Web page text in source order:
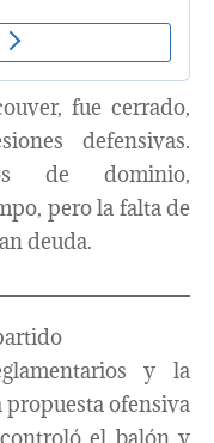
fue cerrado,
defensivas.
de dominio,
pero la falta de
deuda.
y la
ofensiva